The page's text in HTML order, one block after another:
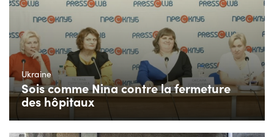
Ukraine
Sois comme Nina contre la fermeture
des hôpitaux